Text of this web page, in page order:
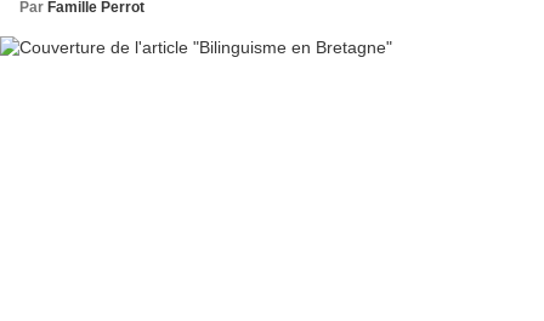
Par Famille Perrot